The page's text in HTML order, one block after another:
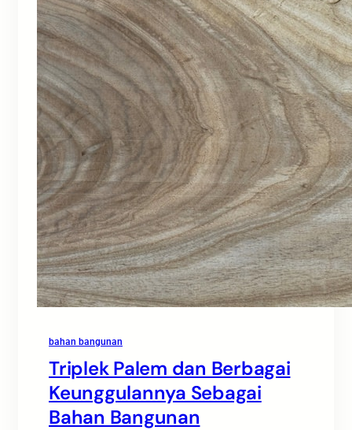
bahan bangunan
Triplek Palem dan Berbagai
Keunggulannya Sebagai
Bahan Bangunan